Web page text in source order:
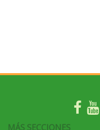
MÁS SECCIONES